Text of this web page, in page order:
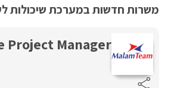
משרות חדשות במערכת שיכולות
Project Manager